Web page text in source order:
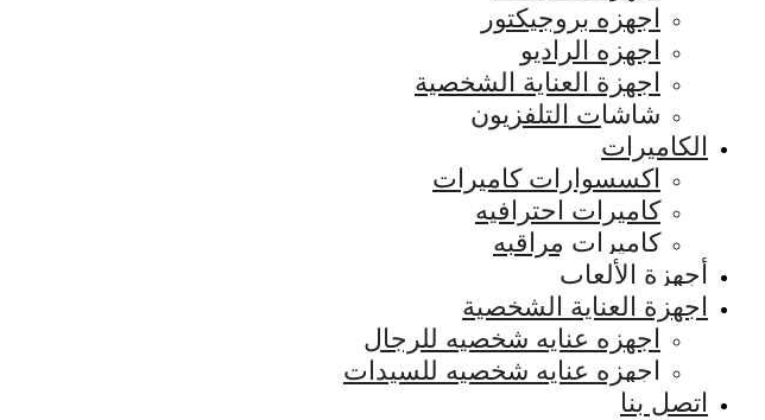
اجهزه بروجيكتور
اجهزه الراديو
اجهزة العناية الشخصية
شاشات التلفزيون
الكاميرات
اكسسوارات كاميرات
كاميرات احترافيه
كاميرات مراقبه
أجهزة الألعاب
اجهزة العناية الشخصية
اجهزه عنايه شخصيه للرجال
اجهزه عنايه شخصيه للسيدات
اتصل بنا